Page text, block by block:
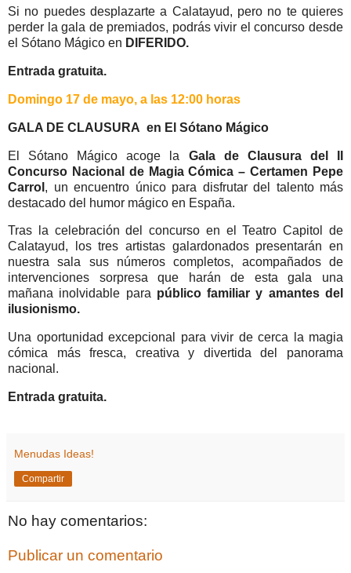
Si no puedes desplazarte a Calatayud, pero no te quieres
perder la gala de premiados, podrás vivir el concurso desde
el Sótano Mágico en DIFERIDO.
Entrada gratuita.
Domingo 17 de mayo, a las 12:00 horas
GALA DE CLAUSURA en El Sótano Mágico
El Sótano Mágico acoge la Gala de Clausura del II
Concurso Nacional de Magia Cómica – Certamen Pepe
Carrol , un encuentro único para disfrutar del talento más
destacado del humor mágico en España.
Tras la celebración del concurso en el Teatro Capitol de
Calatayud, los tres artistas galardonados presentarán en
nuestra sala sus números completos, acompañados de
intervenciones sorpresa que harán de esta gala una
mañana inolvidable para público familiar y amantes del
ilusionismo.
Una oportunidad excepcional para vivir de cerca la magia
cómica más fresca, creativa y divertida del panorama
nacional.
Entrada gratuita.
Menudas Ideas!
Compartir
No hay comentarios:
Publicar un comentario